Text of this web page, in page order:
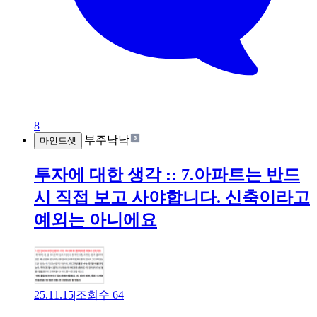
8
마인드셋 |부주낙낙
투자에 대한 생각 :: 7.아파트는 반드
시 직접 보고 사야합니다. 신축이라고
예외는 아니에요
25.11.15|조회수 64